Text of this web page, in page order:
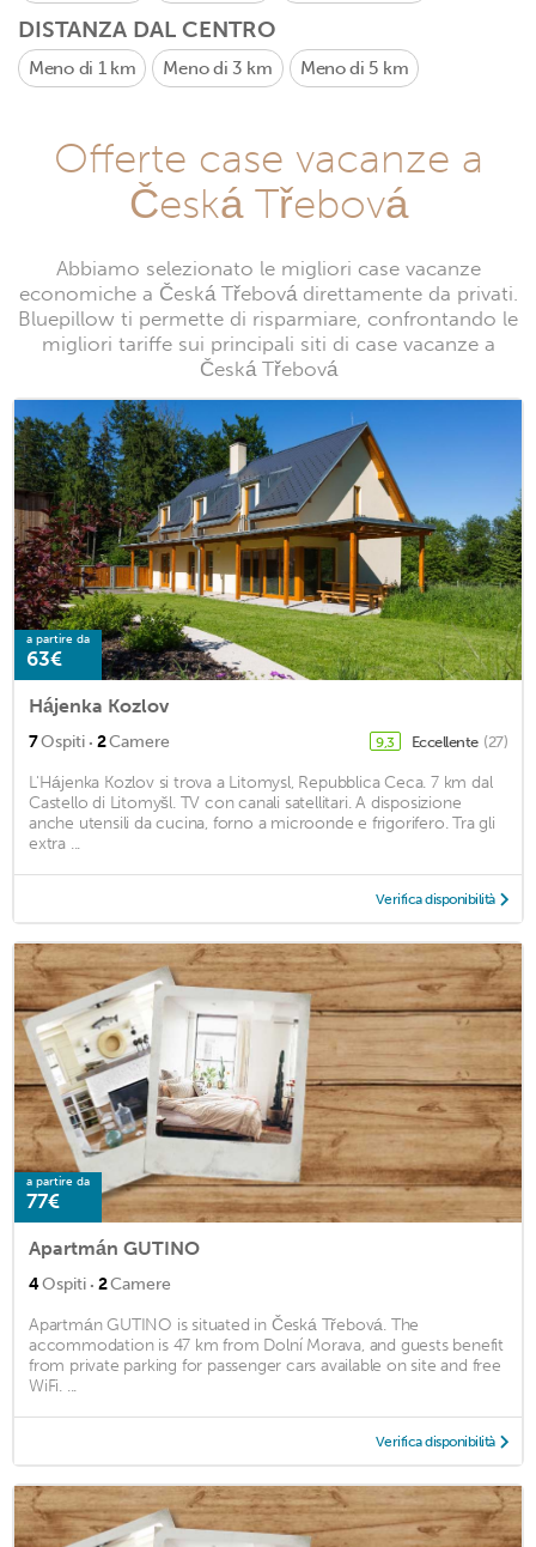
DISTANZA DAL CENTRO
Meno di 1 km Meno di 3 km Meno di 5 km
Offerte case vacanze a
Česká Třebová
Abbiamo selezionato le migliori case vacanze
economiche a Česká Třebová direttamente da privati.
Bluepillow ti permette di risparmiare, confrontando le
migliori tariffe sui principali siti di case vacanze a
Česká Třebová
a partire da
63€
Hájenka Kozlov
7Ospiti · 2Camere 9,3 Eccellente (27)
L'Hájenka Kozlov si trova a Litomysl, Repubblica Ceca. 7 km dal
Castello di Litomyšl. TV con canali satellitari. A disposizione
anche utensili da cucina, forno a microonde e frigorifero. Tra gli
extra ...
Verifica disponibilità
a partire da
77€
Apartmán GUTINO
4Ospiti · 2Camere
Apartmán GUTINO is situated in Česká Třebová. The
accommodation is 47 km from Dolní Morava, and guests benefit
from private parking for passenger cars available on site and free
WiFi. ...
Verifica disponibilità